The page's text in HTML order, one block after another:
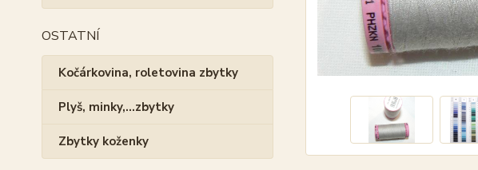
OSTATNÍ
Kočárkovina, roletovina zbytky
Plyš, minky,...zbytky
Zbytky koženky